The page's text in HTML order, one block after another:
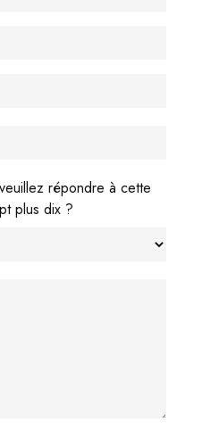
répondre à cette
plus dix ?